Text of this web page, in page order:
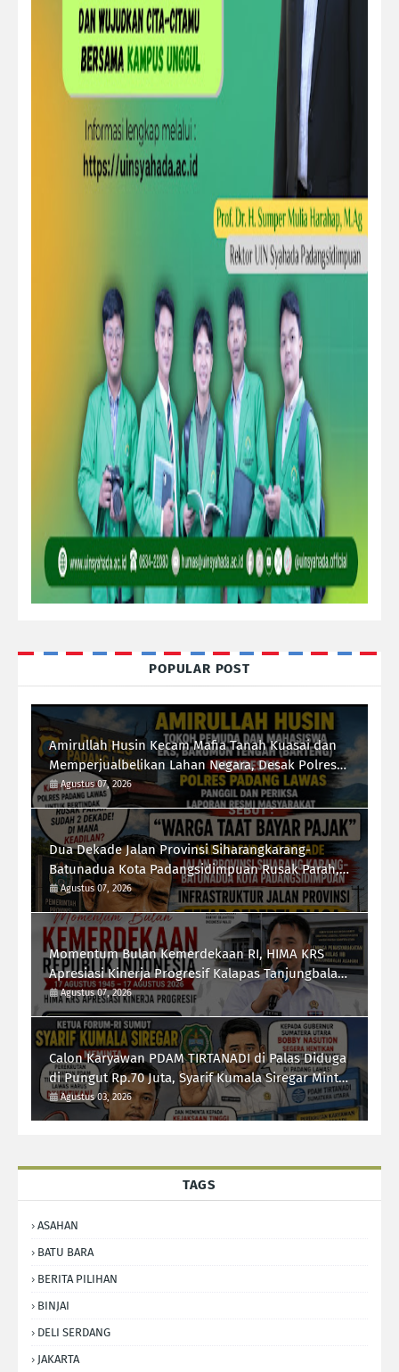
POPULAR POST
Amirullah Husin Kecam Mafia Tanah Kuasai dan
Memperjualbelikan Lahan Negara, Desak Polres
Padang Lawas Tindak Tegas Mafia Tanah
Agustus 07, 2026
Dua Dekade Jalan Provinsi Siharangkarang-
Batunadua Kota Padangsidimpuan Rusak Parah,
Rahmad Taufik Dalimunthe Desak Gubernur
Sumut "Turun Tangan"
Agustus 07, 2026
Momentum Bulan Kemerdekaan RI, HIMA KRS
Apresiasi Kinerja Progresif Kalapas Tanjungbalai,
Refin Tua Simanullang
Agustus 07, 2026
Calon Karyawan PDAM TIRTANADI di Palas Diduga
di Pungut Rp.70 Juta, Syarif Kumala Siregar Minta
Kejati Sumut Usut Tuntas
Agustus 03, 2026
TAGS
ASAHAN
BATU BARA
BERITA PILIHAN
BINJAI
DELI SERDANG
JAKARTA